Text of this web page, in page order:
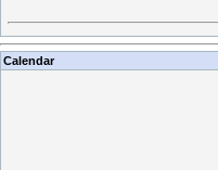
Calendar